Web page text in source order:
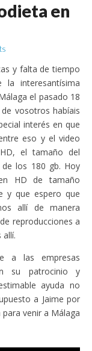
en
y falta de tiempo
interesantísima
el pasado 18
vosotros habíais
interés en que
eso y el video
el tamaño del
los 180 gb. Hoy
HD de tamaño
y que espero que
allí de manera
reproducciones a
a las empresas
su patrocinio y
ayuda no
a Jaime por
venir a Málaga